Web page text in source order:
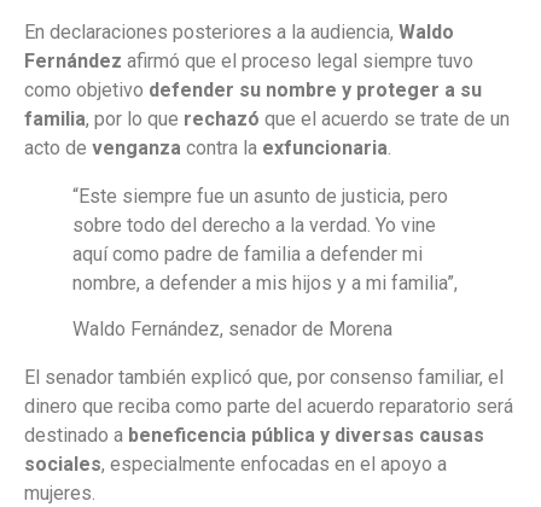
En declaraciones posteriores a la audiencia, Waldo
Fernández afirmó que el proceso legal siempre tuvo
como objetivo defender su nombre y proteger a su
familia, por lo que rechazó que el acuerdo se trate de un
acto de venganza contra la exfuncionaria
“Este siempre fue un asunto de justicia, pero
sobre todo del derecho a la verdad. Yo vine
aquí como padre de familia a defender mi
nombre, a defender a mis hijos y a mi familia”,
Waldo Fernández, senador de Morena
El senador también explicó que, por consenso familiar, el
dinero que reciba como parte del acuerdo reparatorio será
destinado a beneficencia pública y diversas causas
sociales, especialmente enfocadas en el apoyo a
mujeres.